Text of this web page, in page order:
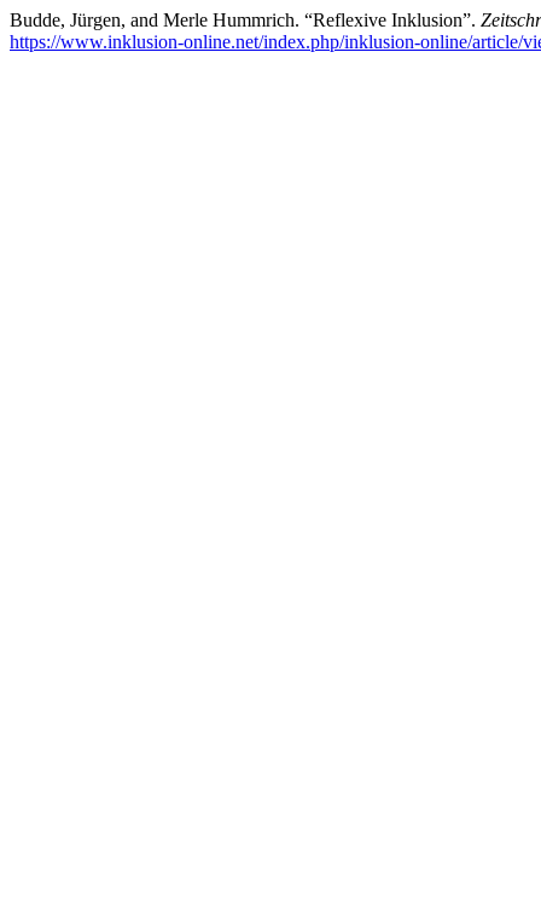
Budde, Jürgen, and Merle Hummrich. “Reflexive Inklusion”.
https://www.inklusion-online.net/index.php/inklusion-online/article/